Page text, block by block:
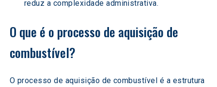
reduz a complexidade administrativa.
O que é o processo de aquisição de
combustível?
O processo de aquisição de combustível é a estrutura